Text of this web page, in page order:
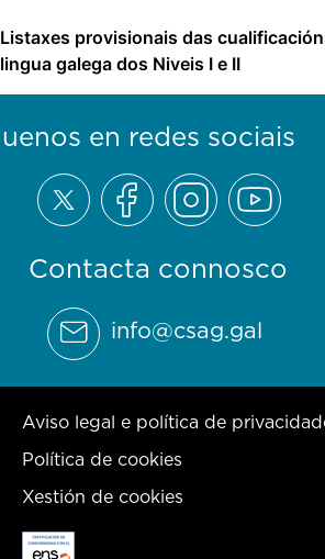
Listaxes provisionais das
lingua galega dos Niveis I e II
Contacta connosco
info@csag.gal
en redes sociais
Aviso legal e política de
Política de cookies
Xestión de cookies